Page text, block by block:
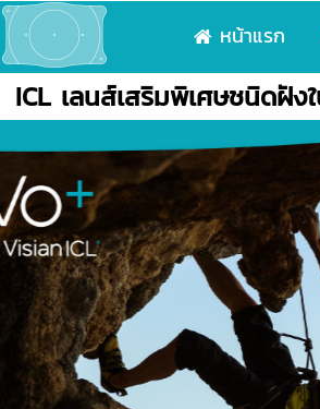
หน้าแรก
ICL เลนส์เสริมพิเศษชนิดฝั